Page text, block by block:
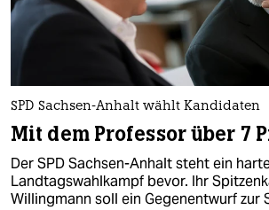
nord
wahrheit
verlag
verlag
veranstaltungen
SPD Sachsen-Anhalt wählt Kandidaten
Mit dem Professor über 7
Der SPD Sachsen-Anhalt steht ein
Landtagswahlkampf bevor. Ihr
Willingmann soll ein Gegenentwurf zur